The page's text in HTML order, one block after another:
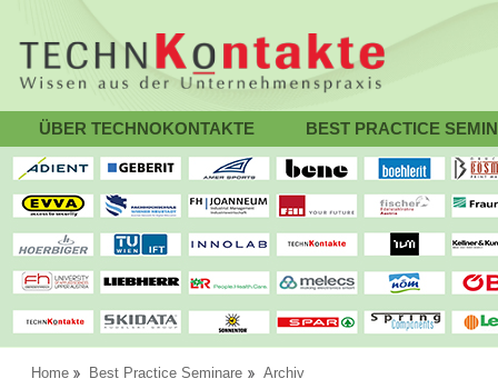
ÜBER TECHNOKONTAKTE BEST PRACTICE
Home Best Practice Seminare Archiv